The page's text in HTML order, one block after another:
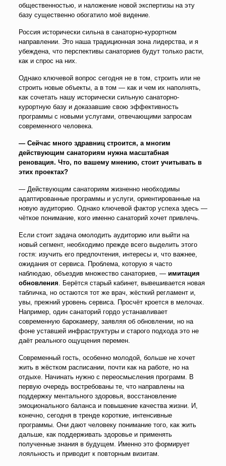
общественностью, и наложение новой экспертизы на эту
базу существенно обогатило моё видение.
Россия исторически сильна в санаторно-курортном
направлении. Это наша традиционная зона лидерства, и я
убеждена, что перспективы санаториев будут только расти,
как и спрос на них.
Однако ключевой вопрос сегодня не в том, строить или не
строить новые объекты, а в том — как и чем их наполнять,
как сочетать нашу исторически сильную санаторно-
курортную базу и доказавшие свою эффективность
программы с новыми услугами, отвечающими запросам
современного человека.
— Сейчас много здравниц строится, а многим
действующим санаториям нужна масштабная
реновация. Что, по вашему мнению, стоит учитывать в
этих проектах?
— Действующим санаториям жизненно необходимы
адаптированные программы и услуги, ориентированные на
новую аудиторию. Однако ключевой фактор успеха здесь —
чёткое понимание, кого именно санаторий хочет привлечь.
Если стоит задача омолодить аудиторию или выйти на
новый сегмент, необходимо прежде всего выделить этого
гостя: изучить его предпочтения, интересы и, что важнее,
ожидания от сервиса. Проблема, которую я часто
наблюдаю, объездив множество санаториев, — имитация
обновления . Берётся старый кабинет, вывешивается новая
табличка, но остаются тот же врач, жёсткий регламент и,
увы, прежний уровень сервиса. Просчёт кроется в мелочах.
Например, один санаторий гордо устанавливает
современную барокамеру, заявляя об обновлении, но на
фоне уставшей инфраструктуры и старого подхода это не
даёт реального ощущения перемен.
Современный гость, особенно молодой, больше не хочет
жить в жёстком расписании, почти как на работе, но на
отдыхе. Начинать нужно с переосмысления программ. В
первую очередь востребованы те, что направлены на
поддержку ментального здоровья, восстановление
эмоционального баланса и повышение качества жизни. И,
конечно, сегодня в тренде короткие, интенсивные
программы. Они дают человеку понимание того, как жить
дальше, как поддерживать здоровье и применять
полученные знания в будущем. Именно это формирует
лояльность и приводит к повторным визитам.